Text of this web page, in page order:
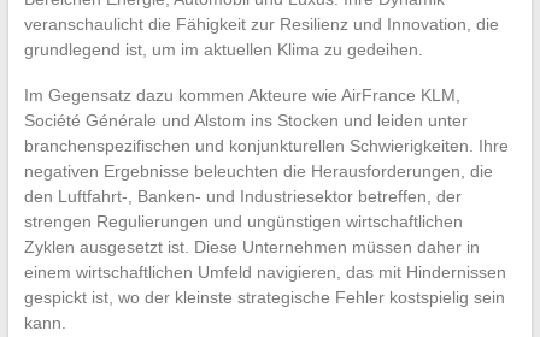
veranschaulicht die Fähigkeit zur Resilienz und Innovation, die
grundlegend ist, um im aktuellen Klima zu gedeihen.
Im Gegensatz dazu kommen Akteure wie AirFrance KLM,
Société Générale und Alstom ins Stocken und leiden unter
branchenspezifischen und konjunkturellen Schwierigkeiten. Ihre
negativen Ergebnisse beleuchten die Herausforderungen, die
den Luftfahrt-, Banken- und Industriesektor betreffen, der
strengen Regulierungen und ungünstigen wirtschaftlichen
Zyklen ausgesetzt ist. Diese Unternehmen müssen daher in
einem wirtschaftlichen Umfeld navigieren, das mit Hindernissen
gespickt ist, wo der kleinste strategische Fehler kostspielig sein
kann.